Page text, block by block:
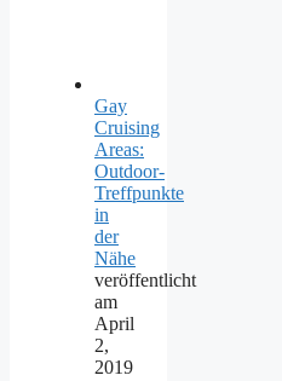
Gay
Cruising
Areas:
Outdoor-
Treffpunkte
in
der
Nähe
veröffentlicht
am
April
2,
2019